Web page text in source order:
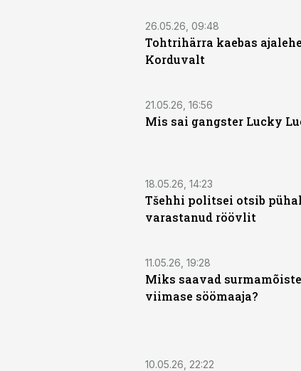
26.05.26, 09:48
Tohtrihärra kaebas
Korduvalt
21.05.26, 16:56
Mis sai gangster Lucky
18.05.26, 14:23
Tšehhi politsei otsib
varastanud röövlit
11.05.26, 19:28
Miks saavad
viimase söömaaja?
10.05.26, 22:22